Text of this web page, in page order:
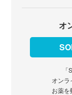
オ
オンラ
お薬